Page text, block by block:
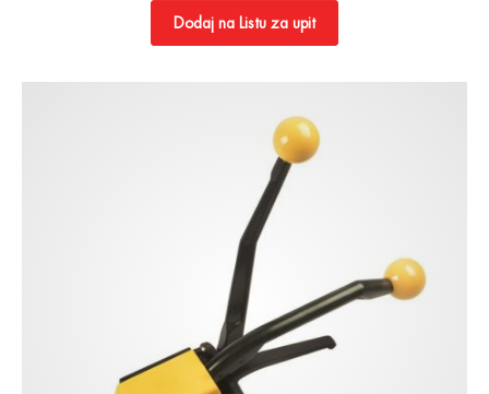
Dodaj na Listu za upit